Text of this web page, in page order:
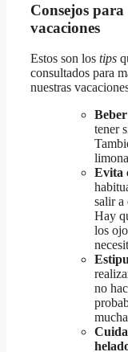
Consejos
vacaciones
Estos son los tips
consultados para
nuestras
tener
Evita
salir a
Hay
los
no